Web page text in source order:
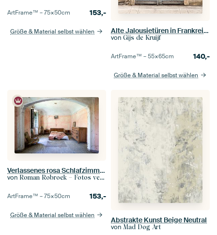
ArtFrame™ –75×50cm 153,-
Größe & Material selbst wählen Alte Jalousietüren in Frankreich
von Gijs de Kruijf
ArtFrame™ –55×65cm 140,-
Größe & Material selbst wählen
Verlassenes rosa Schlafzimmer.
von Roman Robroek – Fotos verlassener Gebäude
ArtFrame™ –75×50cm 153,-
Größe & Material selbst wählen
Abstrakte Kunst Beige Neutral
von Mad Dog Art